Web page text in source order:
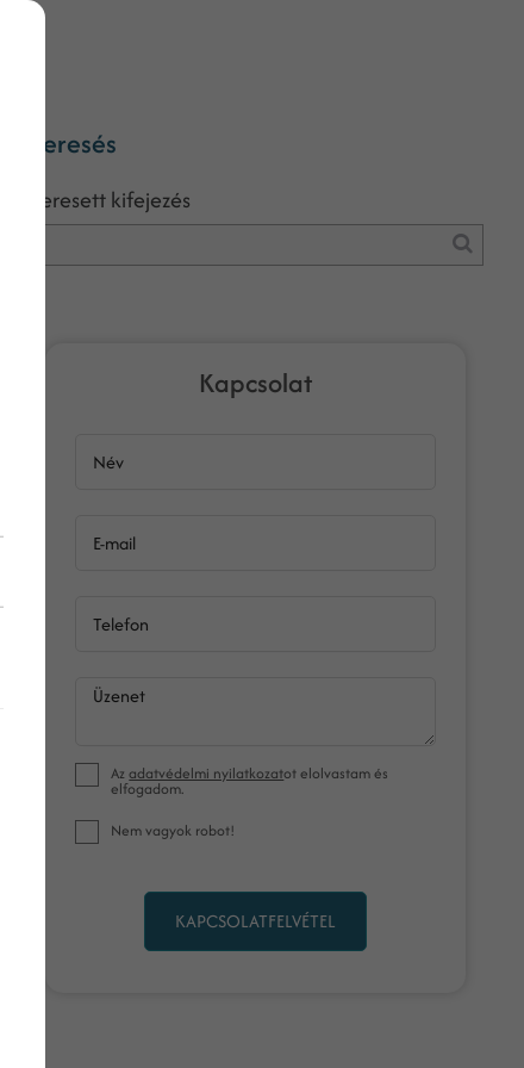
Keresés
Keresett kifejezés
Kapcsolat
Név
E-mail
Telefon
Üzenet
Azadatvédelmi nyilatkozatot elolvastam és
elfogadom.
Nem vagyok robot!
KAPCSOLATFELVÉTEL